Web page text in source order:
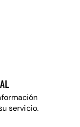
servicio.